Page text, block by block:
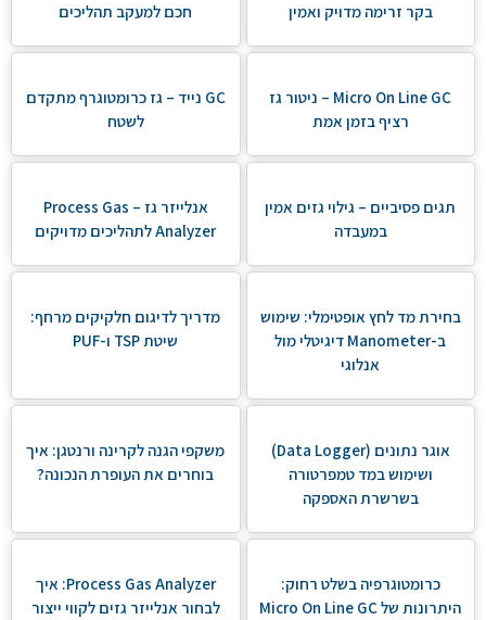
בקר זרימה מדויק ואמין
חכם למעקב תהליכים
Micro On Line GC – ניטור גז
רציף בזמן אמת
GC נייד – גז כרומטוגרף מתקדם
לשטח
תגים פסיביים – גילוי גזים אמין
במעבדה
אנלייזר גז – Process Gas
Analyzer לתהליכים מדויקים
בחירת מד לחץ אופטימלי: שימוש
ב-Manometer דיגיטלי מול
אנלוגי
מדריך לדיגום חלקיקים מרחף:
שיטת TSP ו-PUF
אוגר נתונים (Data Logger)
ושימוש במד טמפרטורה
בשרשרת האספקה
משקפי הגנה לקרינה ורנטגן: איך
בוחרים את העופרת הנכונה?
כרומטוגרפיה בשלט רחוק:
היתרונות של Micro On Line GC
Process Gas Analyzer: איך
לבחור אנלייזר גזים לקווי ייצור